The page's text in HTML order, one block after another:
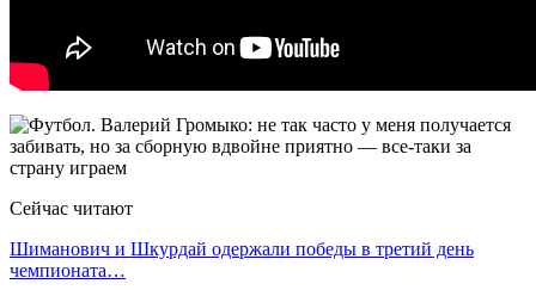
Сейчас читают
Шиманович и Шкурдай одержали победы в третий день
чемпионата…